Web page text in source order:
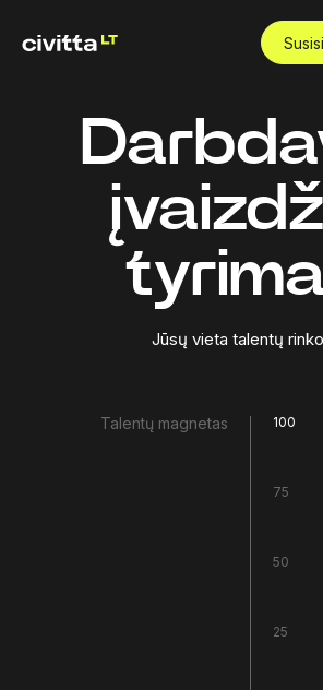
Jūsų vieta talentų
Talentų magnetas
25
50
75
100